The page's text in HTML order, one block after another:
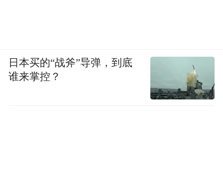
日本买的“战斧”导弹，到底
谁来掌控？